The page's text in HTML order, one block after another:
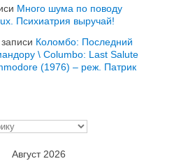
Много шума по поводу
Психиатрия выручай!
записи Коломбо: Последний
\ Columbo: Last Salute
(1976) – реж. Патрик
Август 2026